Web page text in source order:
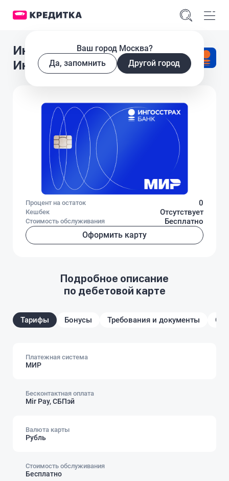
Ваш город Москва?
Да, запомнить
Другой город
Ингосстрах Банк Цифровая
ИнгоКарта
Процент на остаток 0
Кешбек Отсутствует
Стоимость обслуживания Бесплатно
Оформить карту
Подробное описание
по дебетовой карте
Тарифы Бонусы Требования и документы
Платежная система
МИР
Бесконтактная оплата
Mir Pay, СБПэй
Валюта карты
Рубль
Стоимость обслуживания
Бесплатно